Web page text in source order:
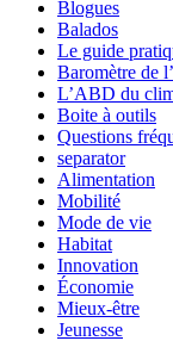
Blogues
Balados
Le guide
Baromètre de
L’ABD du
Boite à outils
Questions
separator
Alimentation
Mobilité
Mode de vie
Habitat
Innovation
Économie
Mieux-être
Jeunesse